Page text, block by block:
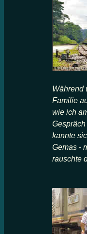
Während
Familie
wie ich
Gespräch
kannte
Gemas -
rauschte